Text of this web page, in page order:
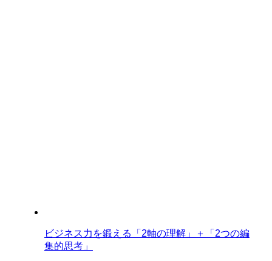
ビジネス力を鍛える「2軸の理解」＋「2つの編
集的思考」